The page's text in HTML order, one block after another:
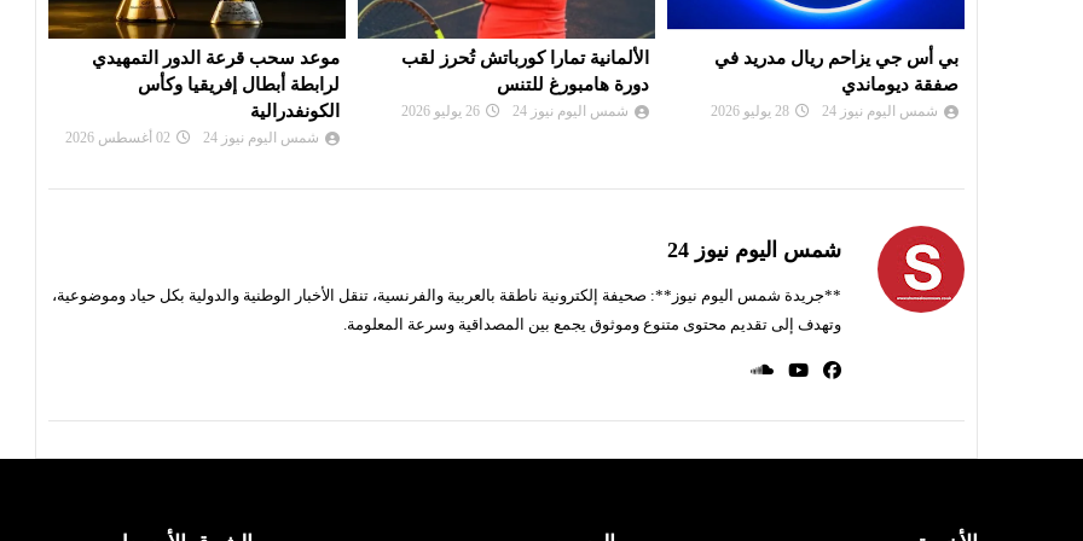
الألمانية تمارا كورباتش تُحرز لقب
دورة هامبورغ للتنس
شمس اليوم نيوز 24 26 يوليو 2026
موعد سحب قرعة الدور التمهيدي
لرابطة أبطال إفريقيا وكأس
الكونفدرالية
بي أس جي يزاحم ريال مدريد في
صفقة ديوماندي
شمس اليوم نيوز 24
شمس اليوم نيوز 24
**جريدة شمس اليوم نيوز**: صحيفة إلكترونية ناطقة بالعربية والفرنسية، تنقل الأخبار الوطنية والدولية بكل حياد وموضوعية،
وتهدف إلى تقديم محتوى متنوع وموثوق يجمع بين المصداقية وسرعة المعلومة.